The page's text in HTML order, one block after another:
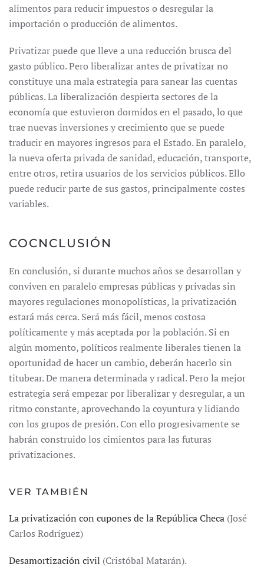
alimentos para reducir impuestos o desregular la
importación o producción de alimentos.
Privatizar puede que lleve a una reducción brusca del
gasto público. Pero liberalizar antes de privatizar no
constituye una mala estrategia para sanear las cuentas
públicas. La liberalización despierta sectores de la
economía que estuvieron dormidos en el pasado, lo que
trae nuevas inversiones y crecimiento que se puede
traducir en mayores ingresos para el Estado. En paralelo,
la nueva oferta privada de sanidad, educación, transporte,
entre otros, retira usuarios de los servicios públicos. Ello
puede reducir parte de sus gastos, principalmente costes
variables.
COCNCLUSIÓN
En conclusión, si durante muchos años se desarrollan y
conviven en paralelo empresas públicas y privadas sin
mayores regulaciones monopolísticas, la privatización
estará más cerca. Será más fácil, menos costosa
políticamente y más aceptada por la población. Si en
algún momento, políticos realmente liberales tienen la
oportunidad de hacer un cambio, deberán hacerlo sin
titubear. De manera determinada y radical. Pero la mejor
estrategia será empezar por liberalizar y desregular, a un
ritmo constante, aprovechando la coyuntura y lidiando
con los grupos de presión. Con ello progresivamente se
habrán construido los cimientos para las futuras
privatizaciones.
VER TAMBIÉN
La privatización con cupones de la República Checa (José
Carlos Rodríguez)
Desamortización civil (Cristóbal Matarán).